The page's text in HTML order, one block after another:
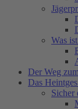
Was
Der Weg
Das
Sicher